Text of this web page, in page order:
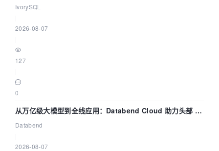
核——我们改得动吗？我们贡献了什么？
IvorySQL
2026-08-07
127
0
从万亿级大模型到全线应用：Databend Cloud 助力头部 AI
企业构建全链路 Trace 数据管道
Databend
2026-08-07